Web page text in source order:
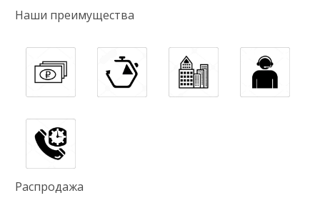
Наши преимущества
Распродажа